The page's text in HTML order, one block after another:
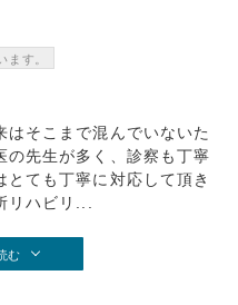
ます。
そこまで混んでいないた
の先生が多く、診察も丁寧
ても丁寧に対応して頂き
ハビリ...
む